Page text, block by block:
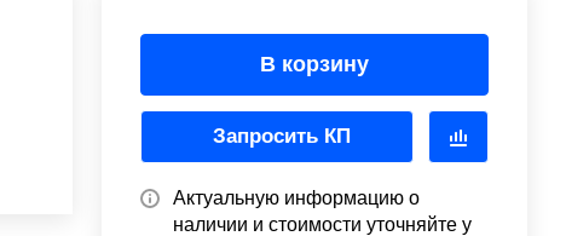
В корзину
Запросить КП
Актуальную информацию о
наличии и стоимости уточняйте у